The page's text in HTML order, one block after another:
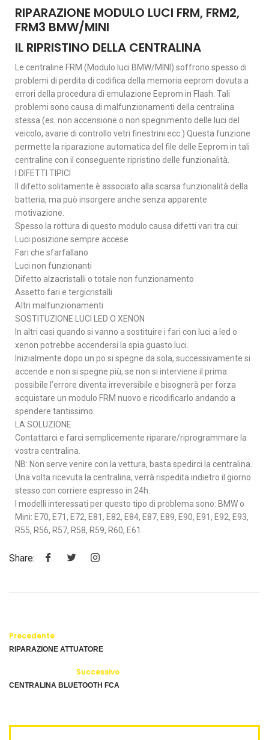
RIPARAZIONE MODULO LUCI FRM, FRM2,
FRM3 BMW/MINI
IL RIPRISTINO DELLA CENTRALINA
Le centraline FRM (Modulo luci BMW/MINI) soffrono spesso di
problemi di perdita di codifica della memoria eeprom dovuta a
errori della procedura di emulazione Eeprom in Flash. Tali
problemi sono causa di malfunzionamenti della centralina
stessa (es. non accensione o non spegnimento delle luci del
veicolo, avarie di controllo vetri finestrini ecc.) Questa funzione
permette la riparazione automatica del file delle Eeprom in tali
centraline con il conseguente ripristino delle funzionalità.
I DIFETTI TIPICI
Il difetto solitamente è associato alla scarsa funzionalità della
batteria, ma può insorgere anche senza apparente
motivazione.
Spesso la rottura di questo modulo causa difetti vari tra cui:
Luci posizione sempre accese
Fari che sfarfallano
Luci non funzionanti
Difetto alzacristalli o totale non funzionamento
Assetto fari e tergicristalli
Altri malfunzionamenti
SOSTITUZIONE LUCI LED O XENON
In altri casi quando si vanno a sostituire i fari con luci a led o
xenon potrebbe accendersi la spia guasto luci.
Inizialmente dopo un po si spegne da sola, successivamente si
accende e non si spegne più, se non si interviene il prima
possibile l’errore diventa irreversibile e bisognerà per forza
acquistare un modulo FRM nuovo e ricodificarlo andando a
spendere tantissimo.
LA SOLUZIONE
Contattarci e farci semplicemente riparare/riprogrammare la
vostra centralina.
NB: Non serve venire con la vettura, basta spedirci la centralina.
Una volta ricevuta la centralina, verrà rispedita indietro il giorno
stesso con corriere espresso in 24h.
I modelli interessati per questo tipo di problema sono: BMW o
Mini: E70, E71, E72, E81, E82, E84, E87, E89, E90, E91, E92, E93,
R55, R56, R57, R58, R59, R60, E61.
Share:
Precedente
RIPARAZIONE ATTUATORE
Successivo
CENTRALINA BLUETOOTH FCA